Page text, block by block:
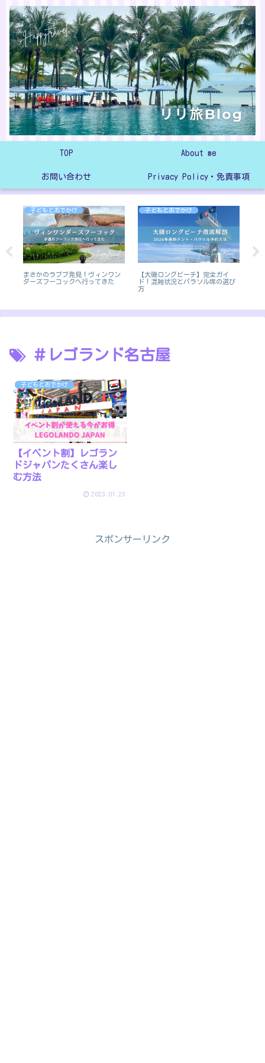
TOP About me
お問い合わせ Privacy Policy・免責事項
子どもとおでかけ
まさかのラブブ発見！ヴィンワン
ダーズフーコックへ行ってきた
子どもとおでかけ
【大磯ロングビーチ】完全ガイ
ド！混雑状況とパラソル席の選び
方
＃レゴランド名古屋
子どもとおでかけ
【イベント割】レゴラン
ドジャパンたくさん楽し
む方法
2023.01.23
スポンサーリンク